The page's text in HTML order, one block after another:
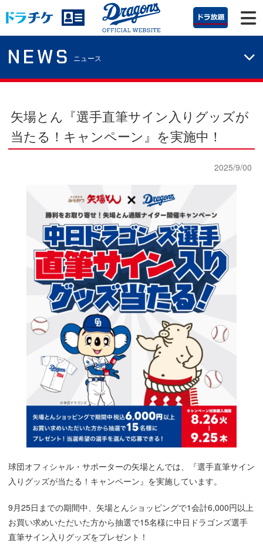
NEWS ニュース
矢場とん『選手直筆サイン入りグッズが
当たる！キャンペーン』を実施中！
2025/9/00
球団オフィシャル・サポーターの矢場とんでは、『選手直筆サイン
入りグッズが当たる！キャンペーン』を実施しています。
9月25日までの期間中、矢場とんショッピングで1会計6,000円以上
お買い求めいただいた方から抽選で15名様に中日ドラゴンズ選手
直筆サイン入りグッズをプレゼント！